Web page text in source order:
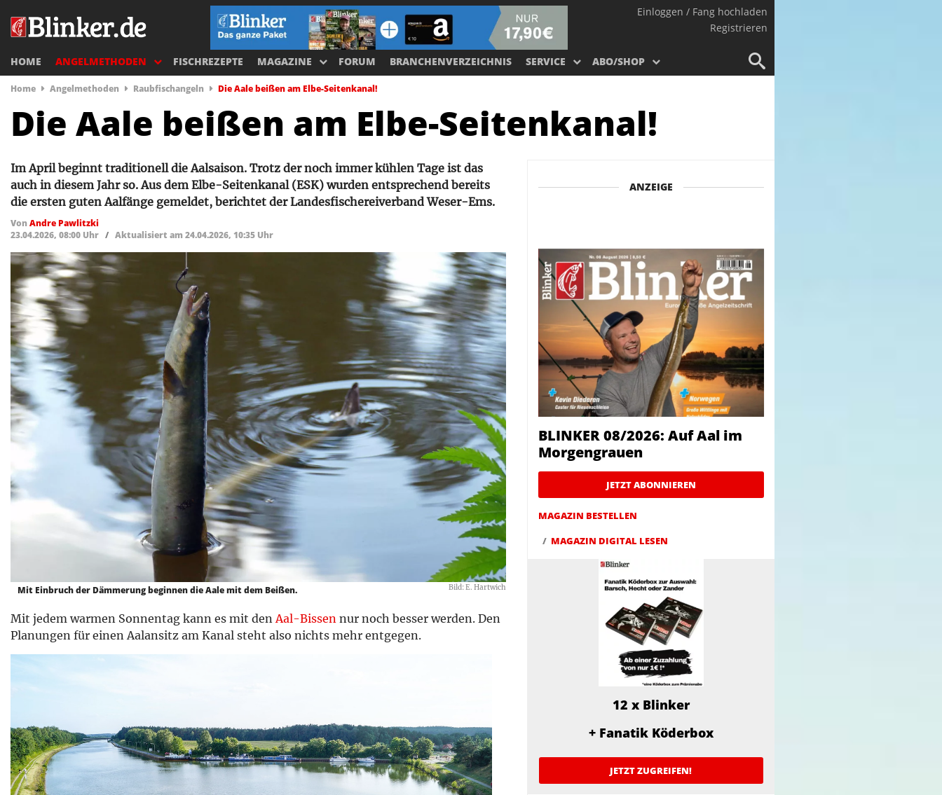
Einloggen / Fang hochladen
Registrieren
HOME ANGELMETHODEN FISCHREZEPTE MAGAZINE FORUM BRANCHENVERZEICHNIS SERVICE ABO/SHOP
Home Angelmethoden Raubfischangeln Die Aale beißen am Elbe-Seitenkanal!
Die Aale beißen am Elbe-Seitenkanal!
Im April beginnt traditionell die Aalsaison. Trotz der noch immer kühlen Tage ist das
auch in diesem Jahr so. Aus dem Elbe-Seitenkanal (ESK) wurden entsprechend bereits
die ersten guten Aalfänge gemeldet, berichtet der Landesfischereiverband Weser-Ems.
VonAndre Pawlitzki
23.04.2026, 08:00 Uhr / Aktualisiert am 24.04.2026, 10:35 Uhr
Bild: E. Hartwich
Mit Einbruch der Dämmerung beginnen die Aale mit dem Beißen.
Mit jedem warmen Sonnentag kann es mit denAal-Bissen nur noch besser werden. Den
Planungen für einen Aalansitz am Kanal steht also nichts mehr entgegen.
ANZEIGE
BLINKER 08/2026: Auf Aal im
Morgengrauen
JETZT ABONNIEREN
MAGAZIN BESTELLEN
MAGAZIN DIGITAL LESEN
12 x Blinker
+ Fanatik Köderbox
JETZT ZUGREIFEN!